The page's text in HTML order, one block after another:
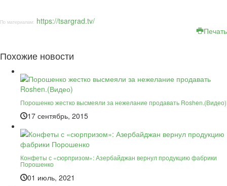
По материалам: https://tsargrad.tv/
Печать
Похожие новости
Порошенко жестко высмеяли за нежелание продавать Roshen.(Видео)
17 сентябрь, 2015
Конфеты с «сюрпризом»: Азербайджан вернул продукцию фабрики
Порошенко
01 июль, 2021